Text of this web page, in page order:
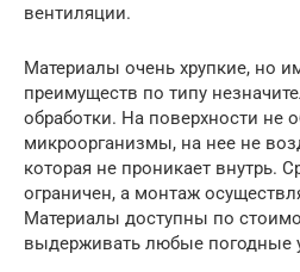
вентиляции.
Материалы очень хрупкие, но
преимуществ по типу
обработки. На поверхности не
микроорганизмы, на нее не
которая не проникает внутрь.
ограничен, а монтаж
Материалы доступны по
выдерживать любые погодные